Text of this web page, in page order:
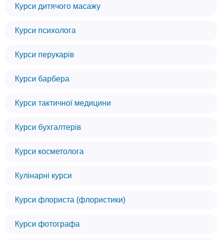
Курси дитячого масажу
Курси психолога
Курси перукарів
Курси барбера
Курси тактичної медицини
Курси бухгалтерів
Курси косметолога
Кулінарні курси
Курси флориста (флористики)
Курси фотографа